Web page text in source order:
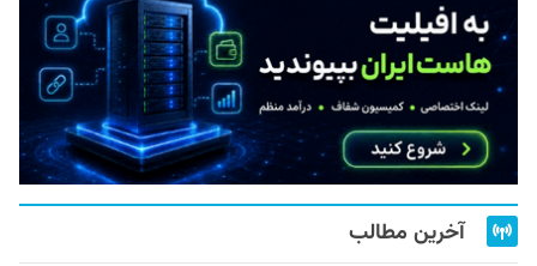
آخرین مطالب